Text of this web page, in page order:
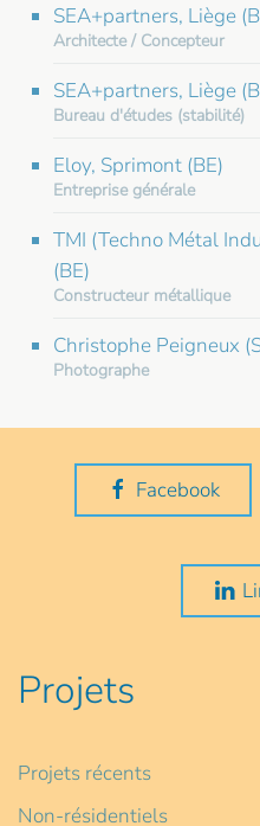
SEA+partners, Liège
Architecte / Concepteur
SEA+partners, Liège
Bureau d'études (stabilité)
Eloy, Sprimont (BE)
Entreprise générale
TMI (Techno Métal
(BE)
Constructeur métallique
Christophe Peigneux
Photographe
Facebook
Projets
Projets récents
Non-résidentiels